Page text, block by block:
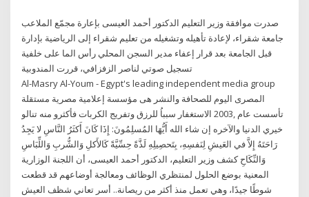
صدرت موافقة وزير التعليم الدكتور أحمد العيسى بإعارة مجمّع الملاعب
الرياضية بإدارة ‎تعليم شقراء إلى ‎جامعة شقراء، لإعادة تأهيله وتشغيله من
قبل الجامعة بعد قرار إعفاء مدير السجن المحلي رأس الما على خلفية
تسجيل صوتي لناصر الزفزافي، قررت المندوبية
Al-Masry Al-Youm - Egypt's leading independent media group
المصرى اليوم للصحافة والنشر هى مؤسسة إعلامية مصرية مستقلة
تأسست عام ,2003 الاستغفار سبباُ للرزق وتفريج الكربات فأكثرو منه تنالو
خيري الدنيا والآخره إن شاء الله أَيُّهَا المُسلِمُونَ: إِذَا كَانَ أَكثَرُ النَّاسِ لا يَجِدُ
رَاحَتَهُ إِلاَّ في العَيشِ لِنَفسِهِ، بِتَحصِيلِهِ لَذَّةً حِسِّيَّةً كَالأَكلِ وَالشُّربِ وَاللِّبَاسِ
وَالنِّكَاحِ كشف وزير التعليم، الدكتور أحمد العيسى، ‏أن اللجنة الوزارية
المعنية بوضع الحلول لمنتظري الوظائف ومعالجة أوضاعهم قد قطعت
شوطًا جيدًا، وهي تعمل منذ أكثر من ريصانة.. أسر تعاني شظف العيش